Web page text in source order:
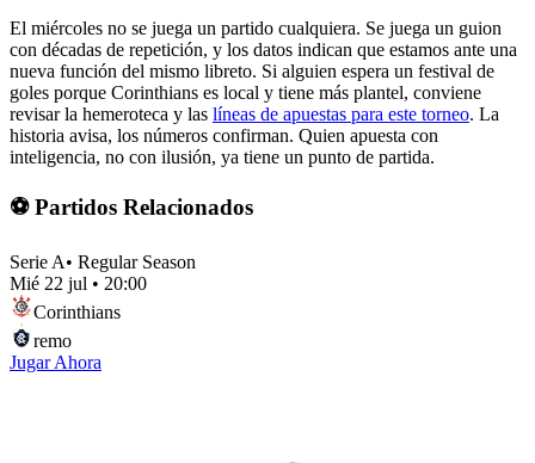
El miércoles no se juega un partido cualquiera. Se juega un guion
con décadas de repetición, y los datos indican que estamos ante una
nueva función del mismo libreto. Si alguien espera un festival de
goles porque Corinthians es local y tiene más plantel, conviene
revisar la hemeroteca y las líneas de apuestas para este torneo. La
historia avisa, los números confirman. Quien apuesta con
inteligencia, no con ilusión, ya tiene un punto de partida.
⚽ Partidos Relacionados
Serie A• Regular Season
Mié 22 jul • 20:00
Corinthians
remo
Jugar Ahora